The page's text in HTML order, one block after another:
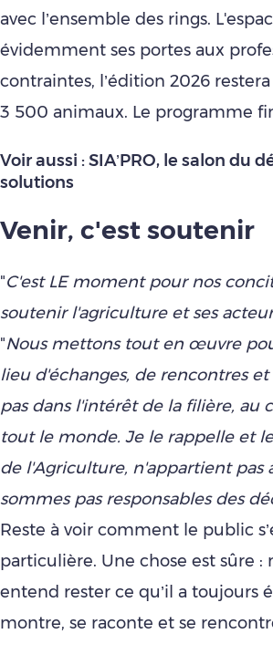
avec l’ensemble des rings.
évidemment ses portes aux
contraintes, l’édition 2026
3 500 animaux. Le programme
Voir aussi :SIA’PRO, le salon du
solutions
Venir, c'est soutenir
"C'est LE moment pour nos
soutenir l'agriculture et ses
"Nous mettons tout en œuvre
lieu d'échanges, de rencontres
pas dans l'intérêt de la filière, au
tout le monde. Je le rappelle et
de l'Agriculture, n'appartient pas
sommes pas responsables des
Reste à voir comment le public
particulière. Une chose est sûre :
entend rester ce qu’il a toujours
montre, se raconte et se